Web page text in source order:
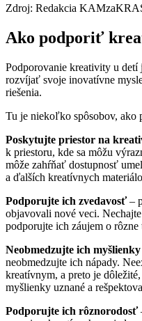
Zdroj: Redakcia
Ako podporiť
Podporovanie kreativity u detí
rozvíjať svoje inovatívne
riešenia.
Tu je niekoľko spôsobov, ako
Poskytujte priestor na
k priestoru, kde sa môžu
môže zahŕňať dostupnosť
a ďalších kreatívnych
Podporujte ich zvedavosť–
objavovali nové veci.
podporujte ich záujem o rôzne
Neobmedzujte ich myšlienky
neobmedzujte ich nápady.
kreatívnym, a preto je
myšlienky uznané a
Podporujte ich rôznorodosť